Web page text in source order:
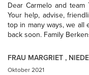
Dear Carmelo and
Your help, advise,
top in many ways, we all
back soon. Family
FRAU MARGRIET ,
Oktober 2021